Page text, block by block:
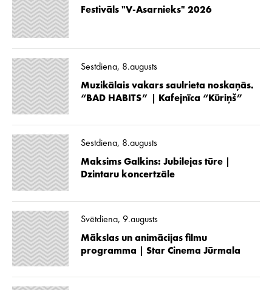
Festivāls "V-Asarnieks" 2026
Sestdiena, 8.augusts
Muzikālais vakars saulrieta noskaņās.
“BAD HABITS” | Kafejnīca “Kūriņš”
Sestdiena, 8.augusts
Maksims Galkins: Jubilejas tūre |
Dzintaru koncertzāle
Svētdiena, 9.augusts
Mākslas un animācijas filmu
programma | Star Cinema Jūrmala